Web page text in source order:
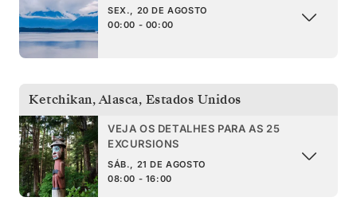
SEX., 20 DE AGOSTO
00:00 - 00:00
Ketchikan, Alasca, Estados Unidos
VEJA OS DETALHES PARA AS 25
EXCURSIONS
SÁB., 21 DE AGOSTO
08:00 - 16:00